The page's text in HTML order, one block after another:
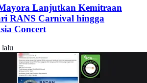
Lanjutkan Kemitraan
RANS Carnival hingga
Concert
lalu